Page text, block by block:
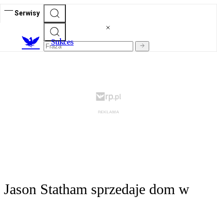
Serwisy
Sukces
Jason Statham sprzedaje dom w